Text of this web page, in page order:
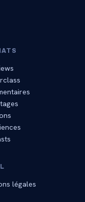
légales